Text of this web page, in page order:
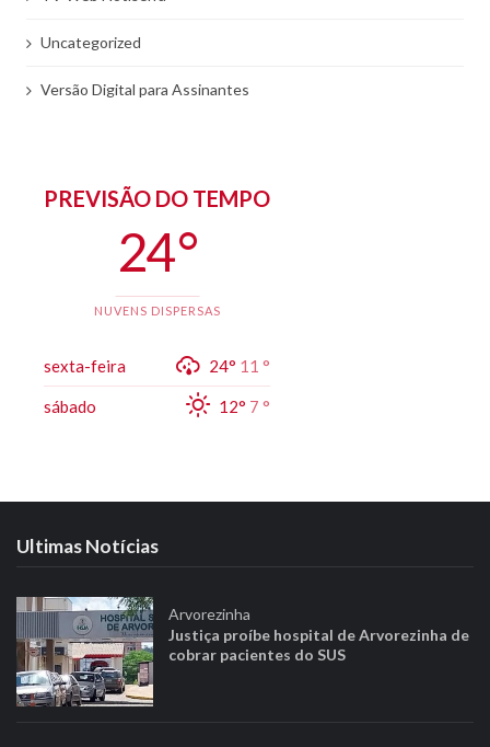
Uncategorized
Versão Digital para Assinantes
PREVISÃO DO TEMPO
24 °
NUVENS DISPERSAS
sexta-feira 24° 11 °
sábado 12° 7 °
Ultimas Notícias
Arvorezinha
Justiça proíbe hospital de Arvorezinha de
cobrar pacientes do SUS